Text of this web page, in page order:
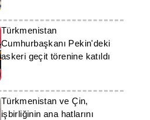
Türkmenistan
Cumhurbaşkanı Pekin'deki
askeri geçit törenine katıldı
Türkmenistan ve Çin,
işbirliğinin ana hatlarını